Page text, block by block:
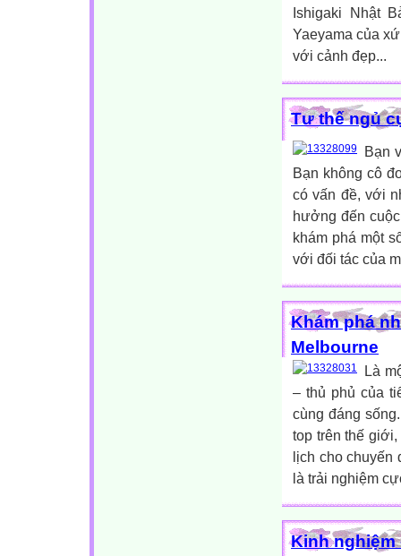
Ishigaki Nhật
Yaeyama của
với cảnh đẹp...
Tư thế ngủ
Bạn
Bạn không cô
có vấn đề, với
hưởng đến
khám phá một
với đối tác của
Khám phá
Melbourne
Là
– thủ phủ của
cùng đáng
top trên thế
lịch cho chuyến
là trải nghiệm
Kinh nghiệm